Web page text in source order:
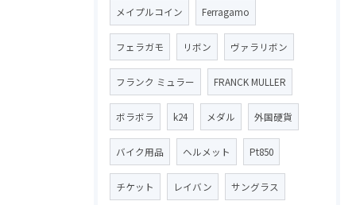
メイプルコイン Ferragamo
フェラガモ リボン ヴァラリボン
フランク ミュラー FRANCK MULLER
ボラボラ k24 メダル 外国硬貨
バイク用品 ヘルメット Pt850
チケット レイバン サングラス